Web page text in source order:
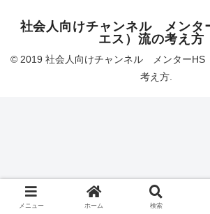
社会人向けチャンネル メンタ
エス）流の考え方
© 2019 社会人向けチャンネル メンターHS
考え方.
メニュー ホーム 検索